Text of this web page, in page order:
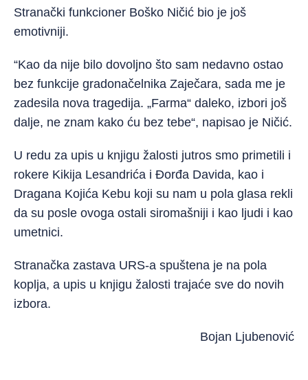
Stranački funkcioner Boško Ničić bio je još
emotivniji.
“Kao da nije bilo dovoljno što sam nedavno ostao
bez funkcije gradonačelnika Zaječara, sada me je
zadesila nova tragedija. „Farma“ daleko, izbori još
dalje, ne znam kako ću bez tebe“, napisao je Ničić.
U redu za upis u knjigu žalosti jutros smo primetili i
rokere Kikija Lesandrića i Đorđa Davida, kao i
Dragana Kojića Kebu koji su nam u pola glasa rekli
da su posle ovoga ostali siromašniji i kao ljudi i kao
umetnici.
Stranačka zastava URS-a spuštena je na pola
koplja, a upis u knjigu žalosti trajaće sve do novih
izbora.
Bojan Ljubenović